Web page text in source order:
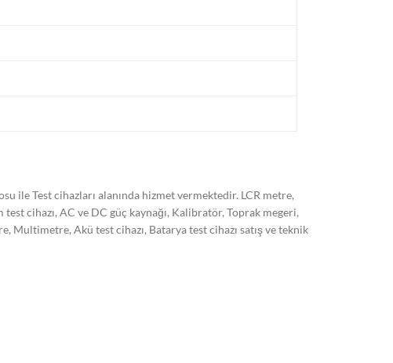
ile Test cihazları alanında hizmet vermektedir. LCR metre,
cihazı, AC ve DC güç kaynağı, Kalibratör, Toprak megeri,
Akü test cihazı, Batarya test cihazı satış ve teknik